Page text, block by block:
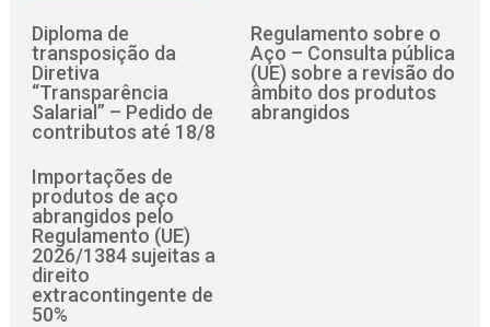
Diploma de
transposição da
Diretiva
“Transparência
Salarial” – Pedido de
contributos até 18/8
Regulamento sobre o
Aço – Consulta pública
(UE) sobre a revisão do
âmbito dos produtos
abrangidos
Importações de
produtos de aço
abrangidos pelo
Regulamento (UE)
2026/1384 sujeitas a
direito
extracontingente de
50%